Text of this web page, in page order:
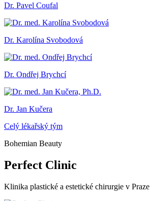
Dr. Pavel Coufal
Dr. Karolína Svobodová
Dr. Ondřej Brychcí
Dr. Jan Kučera
Celý lékařský tým
Bohemian Beauty
Perfect Clinic
Klinika plastické a estetické chirurgie v Praze